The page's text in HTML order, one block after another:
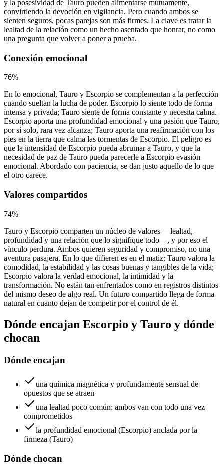
y la posesividad de Tauro pueden alimentarse mutuamente,
convirtiendo la devoción en vigilancia. Pero cuando ambos se
sienten seguros, pocas parejas son más firmes. La clave es tratar la
lealtad de la relación como un hecho asentado que honrar, no como
una pregunta que volver a poner a prueba.
Conexión emocional
76%
En lo emocional, Tauro y Escorpio se complementan a la perfección
cuando sueltan la lucha de poder. Escorpio lo siente todo de forma
intensa y privada; Tauro siente de forma constante y necesita calma.
Escorpio aporta una profundidad emocional y una pasión que Tauro,
por sí solo, rara vez alcanza; Tauro aporta una reafirmación con los
pies en la tierra que calma las tormentas de Escorpio. El peligro es
que la intensidad de Escorpio pueda abrumar a Tauro, y que la
necesidad de paz de Tauro pueda parecerle a Escorpio evasión
emocional. Abordado con paciencia, se dan justo aquello de lo que
el otro carece.
Valores compartidos
74%
Tauro y Escorpio comparten un núcleo de valores —lealtad,
profundidad y una relación que lo signifique todo—, y por eso el
vínculo perdura. Ambos quieren seguridad y compromiso, no una
aventura pasajera. En lo que difieren es en el matiz: Tauro valora la
comodidad, la estabilidad y las cosas buenas y tangibles de la vida;
Escorpio valora la verdad emocional, la intimidad y la
transformación. No están tan enfrentados como en registros distintos
del mismo deseo de algo real. Un futuro compartido llega de forma
natural en cuanto dejan de competir por el control de él.
Dónde encajan Escorpio y Tauro y dónde
chocan
Dónde encajan
una química magnética y profundamente sensual de
opuestos que se atraen
una lealtad poco común: ambos van con todo una vez
comprometidos
la profundidad emocional (Escorpio) anclada por la
firmeza (Tauro)
Dónde chocan